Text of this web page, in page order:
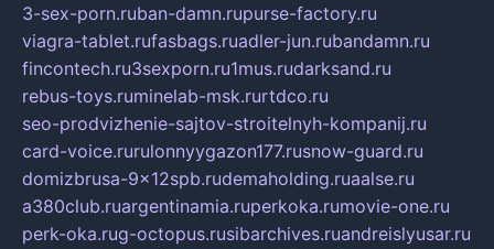
3-sex-porn.ruban-damn.rupurse-factory.ru
viagra-tablet.rufasbags.ruadler-jun.rubandamn.ru
fincontech.ru3sexporn.ru1mus.rudarksand.ru
rebus-toys.ruminelab-msk.rurtdco.ru
seo-prodvizhenie-sajtov-stroitelnyh-kompanij.ru
card-voice.rurulonnyygazon177.rusnow-guard.ru
domizbrusa-9x12spb.rudemaholding.ruaalse.ru
a380club.ruargentinamia.ruperkoka.rumovie-one.ru
perk-oka.rug-octopus.rusibarchives.ruandreislyusar.ru